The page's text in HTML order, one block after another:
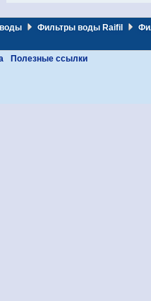
Фильтры воды Raifil
Полезные ссылки